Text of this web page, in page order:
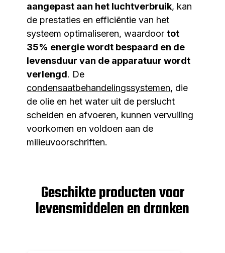
aangepast aan het luchtverbruik, kan
de prestaties en efficiëntie van het
systeem optimaliseren, waardoortot
35% energie wordt bespaard en de
levensduur van de apparatuur wordt
verlengd. De
condensaatbehandelingssystemen, die
de olie en het water uit de perslucht
scheiden en afvoeren, kunnen vervuiling
voorkomen en voldoen aan de
milieuvoorschriften.
Geschikte producten voor
levensmiddelen en dranken